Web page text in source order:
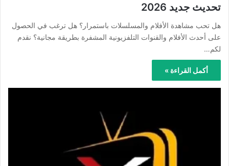
تحديث جديد 2026
هل تحب مشاهدة الأفلام والمسلسلات باستمرار؟ هل ترغب في الحصول
على أحدث الأفلام والقنوات التلفزيونية المشفرة بطريقة مجانية؟ نقدم
لكم…
أكمل القراءة »